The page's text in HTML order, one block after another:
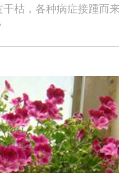
枯，各种病症接踵而